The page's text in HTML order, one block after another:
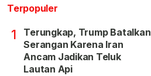
Terpopuler
1
Terungkap, Trump Batalkan
Serangan Karena Iran
Ancam Jadikan Teluk
Lautan Api